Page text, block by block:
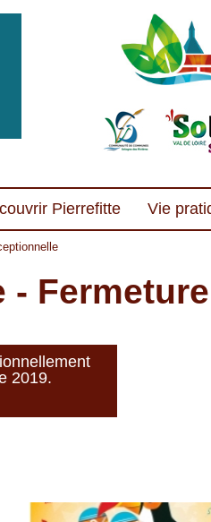
Pierrefitte Vie
-
2019.